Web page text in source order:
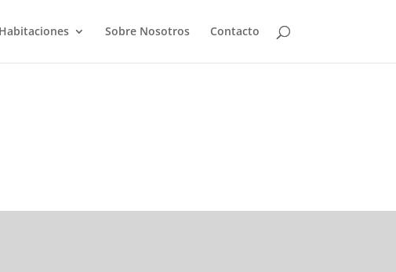
Habitaciones Sobre Nosotros Contacto